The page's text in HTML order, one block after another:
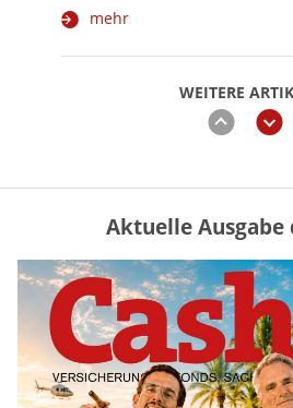
WEITEREzurück
mehr
Vermieter-
die Wohnung öffnen
mehr
Goldpreis
Hoch nach schwachen
Aktuelle Ausgabe